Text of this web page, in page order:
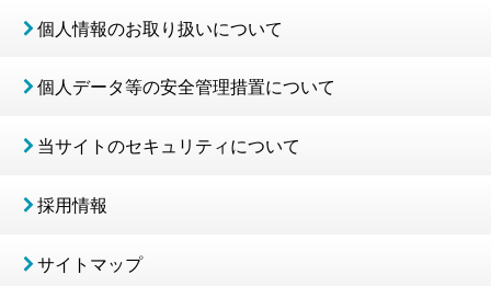
個人情報のお取り扱いについて
個人データ等の安全管理措置について
当サイトのセキュリティについて
採用情報
サイトマップ